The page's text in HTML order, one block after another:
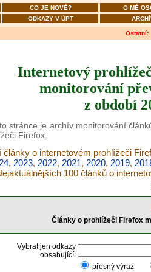
CO JE NOVÉ? O MÉ
ODKAZY V ÚPT
Ostatní:
Internetový
monitorování
z období
stránce je archív monitorování
Firefox.
články o internetovém prohlížeči
, 2023, 2022, 2021, 2020, 2019,
100 článků o
Články o prohlížeči Firefox
Vybrat jen odkazy
obsahující:
přesný výraz